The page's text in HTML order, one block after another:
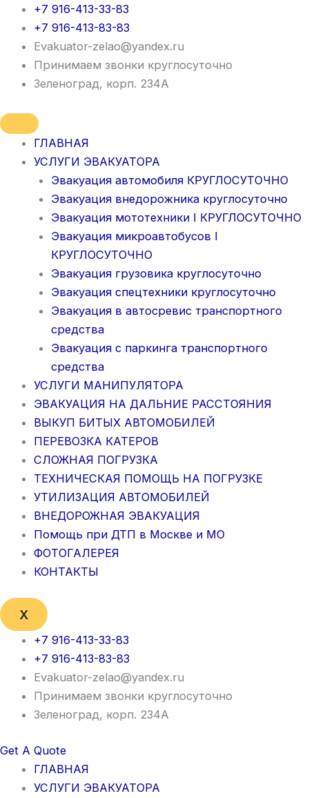
+7 916-413-33-83
+7 916-413-83-83
Evakuator-zelao@yandex.ru
Принимаем звонки круглосуточно
Зеленоград, корп. 234А
ГЛАВНАЯ
УСЛУГИ ЭВАКУАТОРА
Эвакуация автомобиля КРУГЛОСУТОЧНО
Эвакуация внедорожника круглосуточно
Эвакуация мототехники I КРУГЛОСУТОЧНО
Эвакуация микроавтобусов I
КРУГЛОСУТОЧНО
Эвакуация грузовика круглосуточно
Эвакуация спецтехники круглосуточно
Эвакуация в автосревис транспортного
средства
Эвакуация с паркинга транспортного
средства
УСЛУГИ МАНИПУЛЯТОРА
ЭВАКУАЦИЯ НА ДАЛЬНИЕ РАССТОЯНИЯ
ВЫКУП БИТЫХ АВТОМОБИЛЕЙ
ПЕРЕВОЗКА КАТЕРОВ
СЛОЖНАЯ ПОГРУЗКА
ТЕХНИЧЕСКАЯ ПОМОЩЬ НА ПОГРУЗКЕ
УТИЛИЗАЦИЯ АВТОМОБИЛЕЙ
ВНЕДОРОЖНАЯ ЭВАКУАЦИЯ
Помощь при ДТП в Москве и МО
ФОТОГАЛЕРЕЯ
КОНТАКТЫ
X
+7 916-413-33-83
+7 916-413-83-83
Evakuator-zelao@yandex.ru
Принимаем звонки круглосуточно
Зеленоград, корп. 234А
Get A Quote
ГЛАВНАЯ
УСЛУГИ ЭВАКУАТОРА
Перейти
содержимому